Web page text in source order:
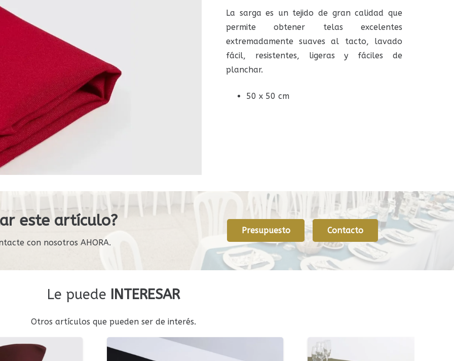
La sarga es un tejido de gran calidad que
permite obtener telas excelentes
extremadamente suaves al tacto, lavado
fácil, resistentes, ligeras y fáciles de
planchar.
50 x 50 cm
este artículo?
con nosotros AHORA.
Presupuesto Contacto
Le puede INTERESAR
Otros artículos que pueden ser de interés.